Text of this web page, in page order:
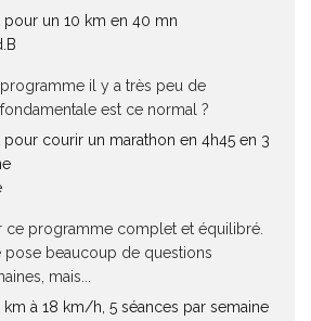
pour un 10 km en 40 mn
il y a très peu de
est ce normal ?
pour courir un marathon en 4h45 en 3
ce programme complet et équilibré.
pose beaucoup de questions
mais...
km à 18 km/h, 5 séances par semaine